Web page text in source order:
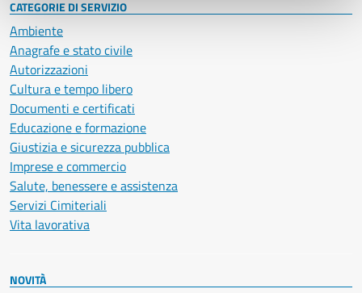
CATEGORIE DI SERVIZIO
Ambiente
Anagrafe e stato civile
Autorizzazioni
Cultura e tempo libero
Documenti e certificati
Educazione e formazione
Giustizia e sicurezza pubblica
Imprese e commercio
Salute, benessere e assistenza
Servizi Cimiteriali
Vita lavorativa
NOVITÀ